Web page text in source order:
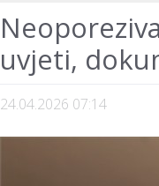
uvjeti,
24.04.2026 07:14